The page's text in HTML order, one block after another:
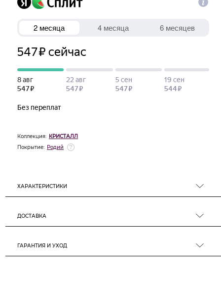
Коллекция: КРИСТАЛЛ
Покрытие: Родий
ХАРАКТЕРИСТИКИ
ДОСТАВКА
ГАРАНТИЯ И УХОД